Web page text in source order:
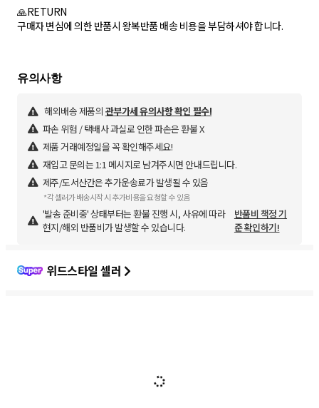
🙏RETURN
구매자 변심에 의한 반품시 왕복반품 배송 비용을 부담하셔야 합니다.
유의사항
해외배송 제품의 관부가세 유의사항 확인 필수!
파손 위험 / 택배사 과실로 인한 파손은 환불 X
제품 거래예정일을 꼭 확인해주세요!
재입고 문의는 1:1 메시지로 남겨주시면 안내드립니다.
제주/도서산간은 추가운송료가 발생될 수 있음
*각 셀러가 배송시작 시 추가비용을 요청할 수 있음
'발송 준비중' 상태부터는 환불 진행 시, 사유에 따라
현지/해외 반품비가 발생할 수 있습니다.
반품비 책정 기
준 확인하기!
위드스타일 셀러